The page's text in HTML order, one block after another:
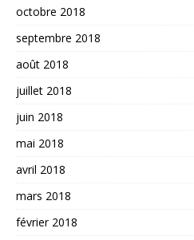
octobre 2018
septembre 2018
août 2018
juillet 2018
juin 2018
mai 2018
avril 2018
mars 2018
février 2018